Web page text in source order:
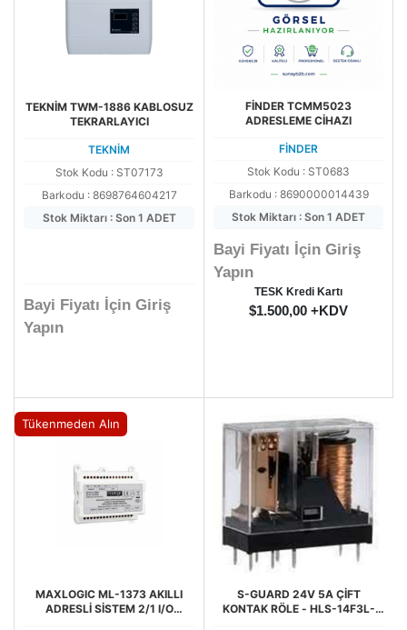
TEKNİM TWM-1886 KABLOSUZ
TEKRARLAYICI
TEKNİM
Stok Kodu : ST07173
Barkodu : 8698764604217
Stok Miktarı : Son 1 ADET
Bayi Fiyatı İçin Giriş
Yapın
FİNDER TCMM5023
ADRESLEME CİHAZI
FİNDER
Stok Kodu : ST0683
Barkodu : 8690000014439
Stok Miktarı : Son 1 ADET
Bayi Fiyatı İçin Giriş
Yapın
TESK Kredi Kartı
$1.500,00 +KDV
Tükenmeden Alın
MAXLOGIC ML-1373 AKILLI
ADRESLİ SİSTEM 2/1 I/O
S-GUARD 24V 5A ÇİFT
KONTAK RÖLE - HLS-14F3L-